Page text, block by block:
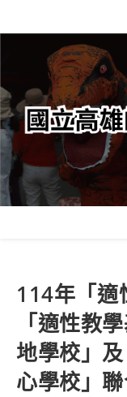
轉
要
內
容
114年「適
「適性教
地學校」
心學校」